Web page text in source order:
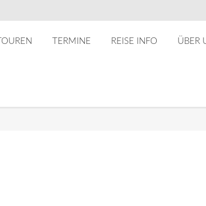
TOUREN TERMINE REISE INFO ÜBER